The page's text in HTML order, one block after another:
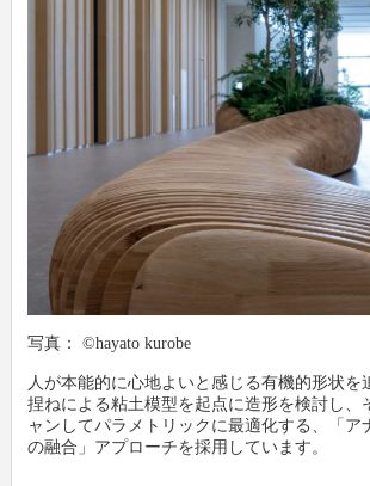
写真： ©hayato kurobe
人が本能的に心地よいと感じる有機的形状を
捏ねによる粘土模型を起点に造形を検討し、
ャンしてパラメトリックに最適化する、「ア
の融合」アプローチを採用しています。